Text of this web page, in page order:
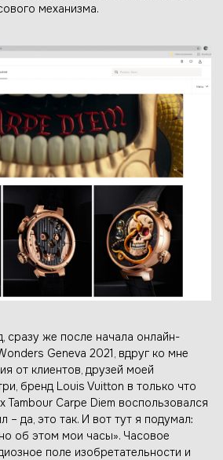
механизма.
сразу же после начала онлайн-
Geneva 2021, вдруг ко мне
от клиентов, друзей моей
бренд Louis Vuitton в только что
Tambour Carpe Diem воспользовался
– да, это так. И вот тут я подумал:
об этом мои часы». Часовое
поле изобретательности и